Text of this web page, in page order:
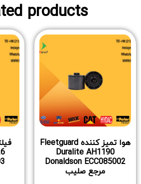
products
هوا تمیز کننده Fleetguard
Duralite AH1190
Donaldson ECC085002
مرجع صلیب